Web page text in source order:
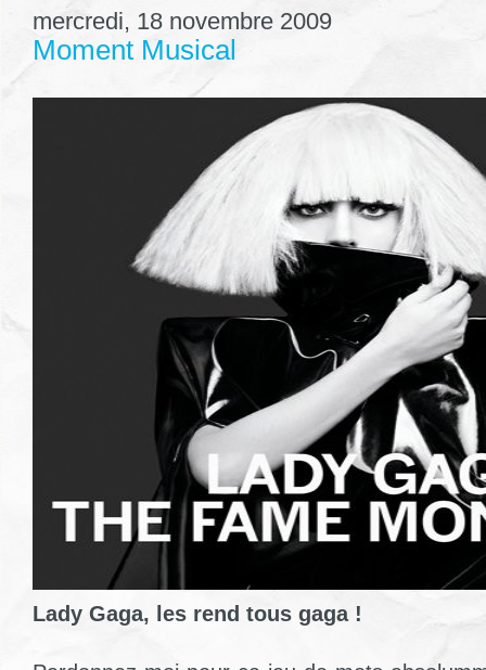
mercredi, 18 novembre 2009
Moment Musical
Lady Gaga, les rend tous gaga !